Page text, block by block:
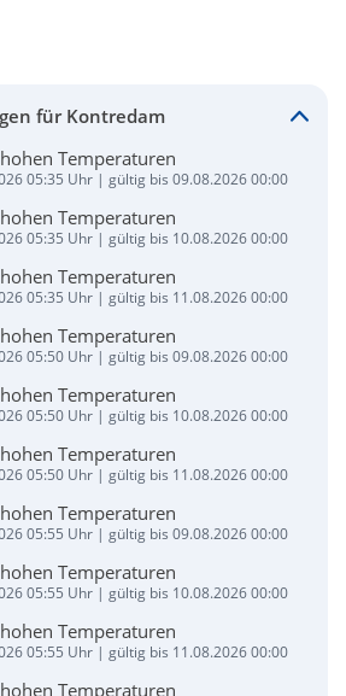
für Kontredam
Temperaturen
05:35 Uhr | gültig bis 09.08.2026 00:00
Temperaturen
05:35 Uhr | gültig bis 10.08.2026 00:00
Temperaturen
05:35 Uhr | gültig bis 11.08.2026 00:00
Temperaturen
05:50 Uhr | gültig bis 09.08.2026 00:00
Temperaturen
05:50 Uhr | gültig bis 10.08.2026 00:00
Temperaturen
05:50 Uhr | gültig bis 11.08.2026 00:00
Temperaturen
05:55 Uhr | gültig bis 09.08.2026 00:00
Temperaturen
05:55 Uhr | gültig bis 10.08.2026 00:00
Temperaturen
05:55 Uhr | gültig bis 11.08.2026 00:00
Temperaturen